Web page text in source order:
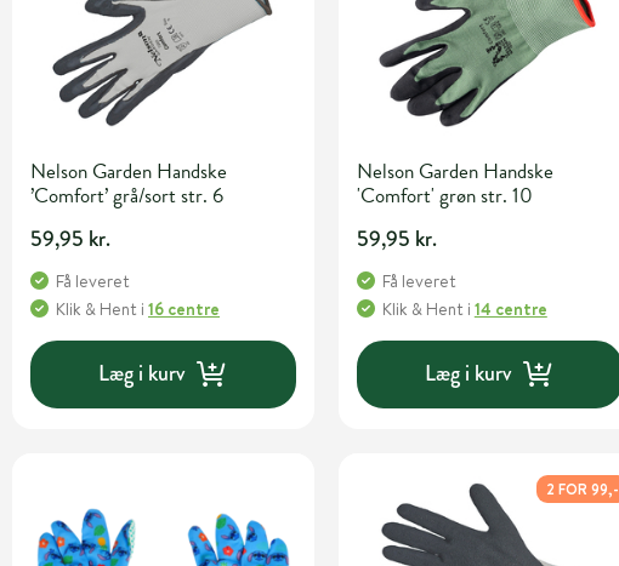
Nelson Garden Handske
’Comfort’ grå/sort str. 6
59,95 kr.
Få leveret
Klik & Hent i 16 centre
Læg i kurv
Nelson Garden Handske
'Comfort' grøn str. 10
59,95 kr.
Få leveret
Klik & Hent i 14 centre
Læg i kurv
2 FOR 99,-